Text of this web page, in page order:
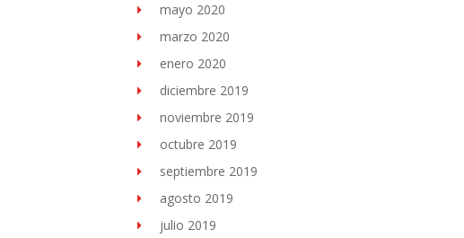
mayo 2020
marzo 2020
enero 2020
diciembre 2019
noviembre 2019
octubre 2019
septiembre 2019
agosto 2019
julio 2019